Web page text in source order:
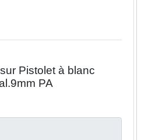
Pistolet à blanc
PA